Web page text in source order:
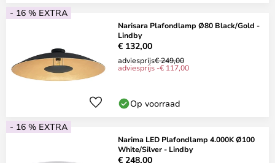
- 16 % EXTRA
Narisara Plafondlamp Ø80 Black/Gold -
Lindby
€ 132,00
adviesprijs€ 249,00
adviesprijs -€ 117,00
Op voorraad
- 16 % EXTRA
Narima LED Plafondlamp 4.000K Ø100
White/Silver - Lindby
€ 248,00